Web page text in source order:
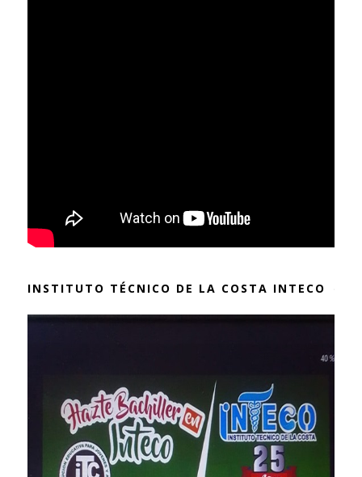
INSTITUTO TÉCNICO DE LA COSTA INTECO